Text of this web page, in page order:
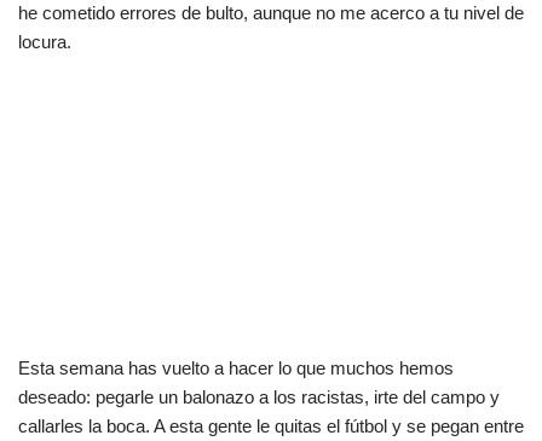
he cometido errores de bulto, aunque no me acerco a tu nivel de
locura.
Esta semana has vuelto a hacer lo que muchos hemos
deseado: pegarle un balonazo a los racistas, irte del campo y
callarles la boca. A esta gente le quitas el fútbol y se pegan entre